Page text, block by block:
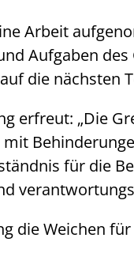
Arbeit
Aufgaben
die nächsten
erfreut: „Die
für die
Weichen